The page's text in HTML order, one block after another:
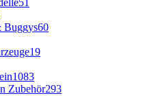
51
Buggys60
19
1083
Zubehör293